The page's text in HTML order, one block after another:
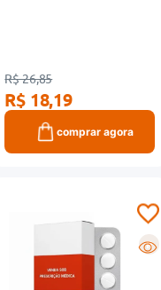
R$ 26,85
R$ 18,19
comprar agora
R